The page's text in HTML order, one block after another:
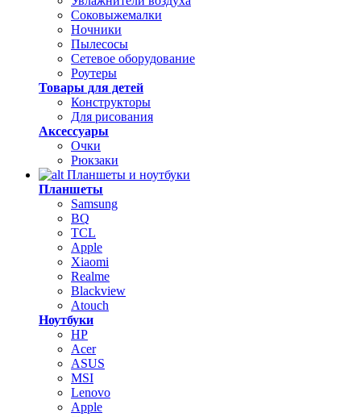
Соковыжемалки
Ночники
Пылесосы
Сетевое оборудование
Роутеры
Товары для детей
Конструкторы
Для рисования
Аксессуары
Очки
Рюкзаки
Планшеты и ноутбуки
Планшеты
Samsung
BQ
TCL
Apple
Xiaomi
Realme
Blackview
Atouch
Ноутбуки
HP
Acer
ASUS
MSI
Lenovo
Apple